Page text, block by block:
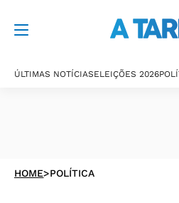
ÚLTIMAS NOTÍCIASELEIÇÕES 2026
HOME>POLÍTICA